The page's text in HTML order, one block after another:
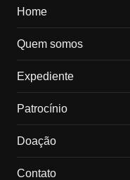
Home
Quem somos
Expediente
Patrocínio
Doação
Contato